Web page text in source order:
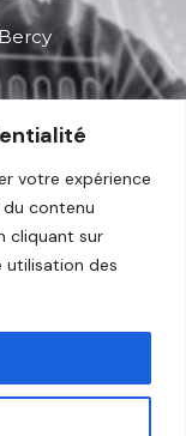
votre expérience
contenu
cliquant sur
utilisation des